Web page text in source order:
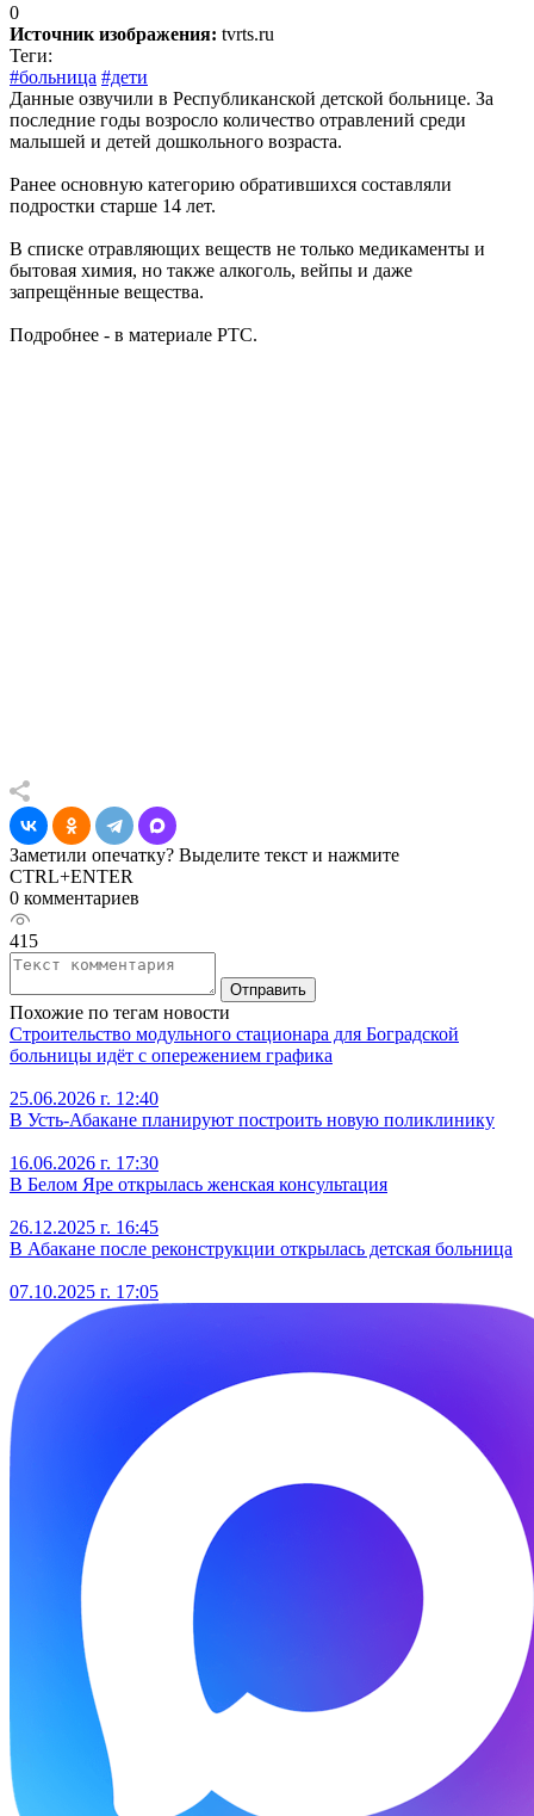
0
Источник изображения: tvrts.ru
Теги:
#больница #дети
Данные озвучили в Республиканской детской больнице. За
последние годы возросло количество отравлений среди
малышей и детей дошкольного возраста.
Ранее основную категорию обратившихся составляли
подростки старше 14 лет.
В списке отравляющих веществ не только медикаменты и
бытовая химия, но также алкоголь, вейпы и даже
запрещённые вещества.
Подробнее - в материале РТС.
Заметили опечатку? Выделите текст и нажмите
CTRL+ENTER
0 комментариев
415
Отправить
Похожие по тегам новости
Строительство модульного стационара для Боградской
больницы идёт с опережением графика
25.06.2026 г. 12:40
В Усть-Абакане планируют построить новую поликлинику
16.06.2026 г. 17:30
В Белом Яре открылась женская консультация
26.12.2025 г. 16:45
В Абакане после реконструкции открылась детская больница
07.10.2025 г. 17:05